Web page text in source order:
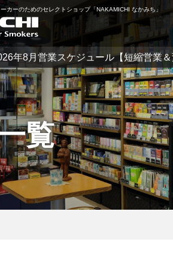
カーのためのセレクトショップ「NAKAMICHI なかみち」
年8月営業スケジュール【短縮営業
覧